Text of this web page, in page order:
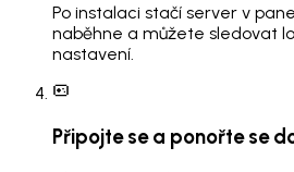
Po instalaci stačí server v
naběhne a můžete sledovat
nastavení.
Připojte se a ponořte se